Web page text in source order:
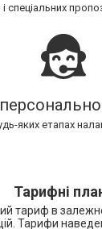
і спеціальних
яких етапах
Тарифні
тариф в
Тарифи